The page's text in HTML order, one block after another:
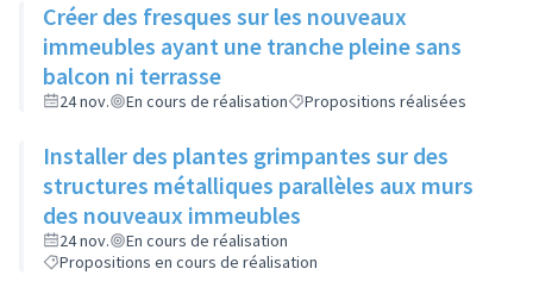
Créer des fresques sur les nouveaux
immeubles ayant une tranche pleine sans
balcon ni terrasse
24 nov. En cours de réalisation Propositions réalisées
Installer des plantes grimpantes sur des
structures métalliques parallèles aux murs
des nouveaux immeubles
24 nov.
En cours de réalisation
Propositions en cours de réalisation